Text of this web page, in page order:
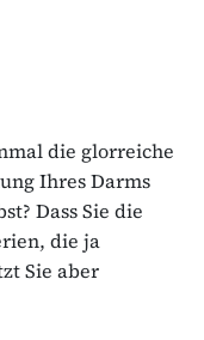
die glorreiche
Ihres Darms
Dass Sie die
die ja
Sie aber